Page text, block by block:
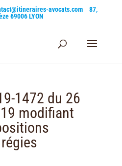
avocats.com
87,
69006 LYON
1472 du 26
modifiant